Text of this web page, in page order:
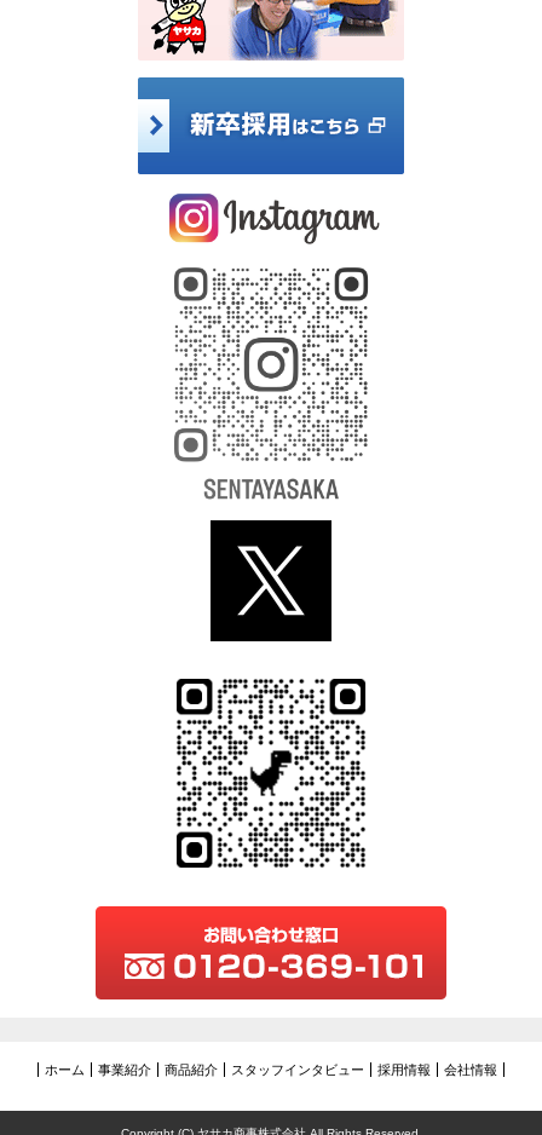
ホーム 事業紹介 商品紹介 スタッフインタビュー 採用情報 会社情報